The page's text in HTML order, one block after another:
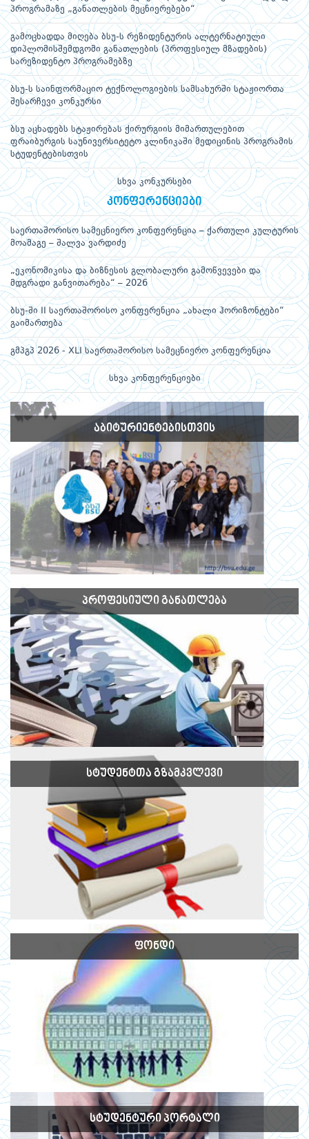
პროგრამაზე „განათლების მეცნიერებები“
გამოცხადდა მიღება ბსუ-ს რეზიდენტურის ალტერნატიული
დიპლომისშემდგომი განათლების (პროფესიულ მზადების)
სარეზიდენტო პროგრამებზე
ბსუ-ს საინფორმაციო ტექნოლოგიების სამსახურში სტაჟიორთა
შესარჩევი კონკურსი
ბსუ აცხადებს სტაჟირებას ქირურგიის მიმართულებით
ფრაიბურგის საუნივერსიტეტო კლინიკაში მედიცინის პროგრამის
სტუდენტებისთვის
სხვა კონკურსები
კონფერენციები
საერთაშორისო სამეცნიერო კონფერენცია – ქართული კულტურის
მოამაგე – შალვა ვარდიძე
„ეკონომიკისა და ბიზნესის გლობალური გამოწვევები და
მდგრადი განვითარება“ – 2026
ბსუ-ში II საერთაშორისო კონფერენცია „ახალი ჰორიზონტები“
გაიმართება
გმპგპ 2026 - XLI საერთაშორისო სამეცნიერო კონფერენცია
სხვა კონფერენციები
ᲐᲑᲘᲢᲣᲠᲘᲔᲜᲢᲔᲑᲘᲡᲗᲕᲘᲡ
ᲞᲠᲝᲤᲔᲡᲘᲣᲚᲘ ᲒᲐᲜᲐᲗᲚᲔᲑᲐ
ᲡᲢᲣᲓᲔᲜᲢᲗᲐ ᲒᲖᲐᲛᲙᲕᲚᲔᲕᲘ
ᲤᲝᲜᲓᲘ
ᲡᲢᲣᲓᲔᲜᲢᲣᲠᲘ ᲞᲝᲠᲢᲐᲚᲘ